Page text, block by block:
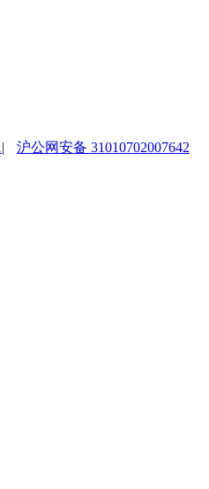
|
沪公网安备 31010702007642